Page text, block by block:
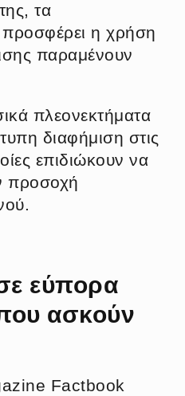
τα
η χρήση
παραμένουν
πλεονεκτήματα
διαφήμιση στις
επιδιώκουν να
προσοχή
εύπορα
ασκούν
Factbook